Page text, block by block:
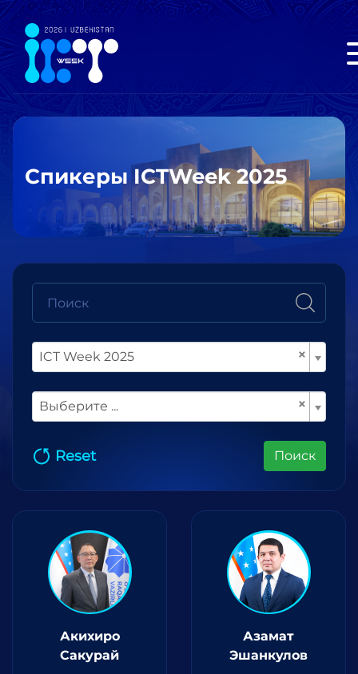
Спикеры ICTWeek 2025
×
ICT Week 2025
×
Выберите ...
Reset Поиск
Акихиро
Сакурай
Азамат
Эшанкулов